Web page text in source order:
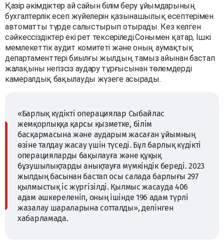
Қазір әкімдіктер ай сайын білім беру ұйымдарының
бухгалтерлік есеп жүйелерін қазынашылық есептерімен
автоматты түрде салыстырып отырады. Кез келген
сәйкессіздіктер екі рет тексеріледі.Сонымен қатар, Ішкі
мемлекеттік аудит комитеті және оның аумақтық
департаменттері биылғы жылдың тамыз айынан бастап
жалақыны негізсіз аудару тұрғысынан төлемдерді
камералдық бақылауды жүзеге асырады.
«Барлық күдікті операциялар Сыбайлас
жемқорлыққа қарсы қызметке, білім
басқармасына және аударым жасаған ұйымның
өзіне талдау жасау үшін түседі. Бұл барлық күдікті
операцияларды бақылауға және құқық
бұзушылықтарды анықтауға мүмкіндік береді. 2023
жылдың басынан бастап осы салада барлығы 297
қылмыстық іс жүргізілді. Қылмыс жасауда 406
адам әшкереленіп, оның ішінде 196 адам түрлі
жазалау шараларына сотталды», делінген
хабарламада.